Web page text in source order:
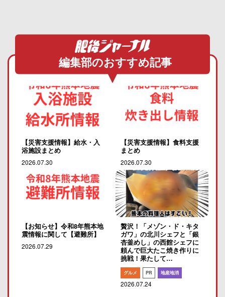
編集部のおすすめ記事
【災害支援情報】給水・入
浴施設まとめ
2026.07.30
【災害支援情報】食料支援
まとめ
2026.07.30
【お知らせ】令和8年熊本地
震情報に関して【避難所】
2026.07.29
贅沢！「メゾン・ド・キタ
ガワ」の北川シェフと「銀
杏釜めし」の西館シェフに
頼んで巨大たこ焼き作りに
挑戦！果たして…
グルメ PR 地産地消
2026.07.24